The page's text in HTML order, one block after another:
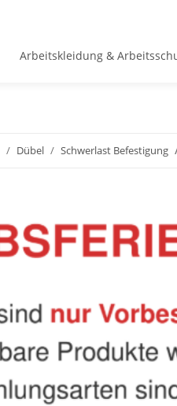
Arbeitskleidung &
Dübel Schwerlast Befestigung